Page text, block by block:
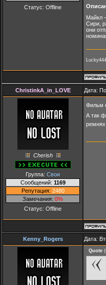
Статус: Offline
Майкл
Сири,
они
ChristinkA_in_LOVE Дата:
Cherish
Группа: Свои
Сообщений: 1169
Репутация: 2480
Замечания: 0%
Статус: Offline
Фильм
А так
Kenny_Rogers Дата:
Quote (